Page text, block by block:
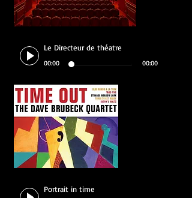
Le Directeur de théatre
00:00 00:00
Portrait in time